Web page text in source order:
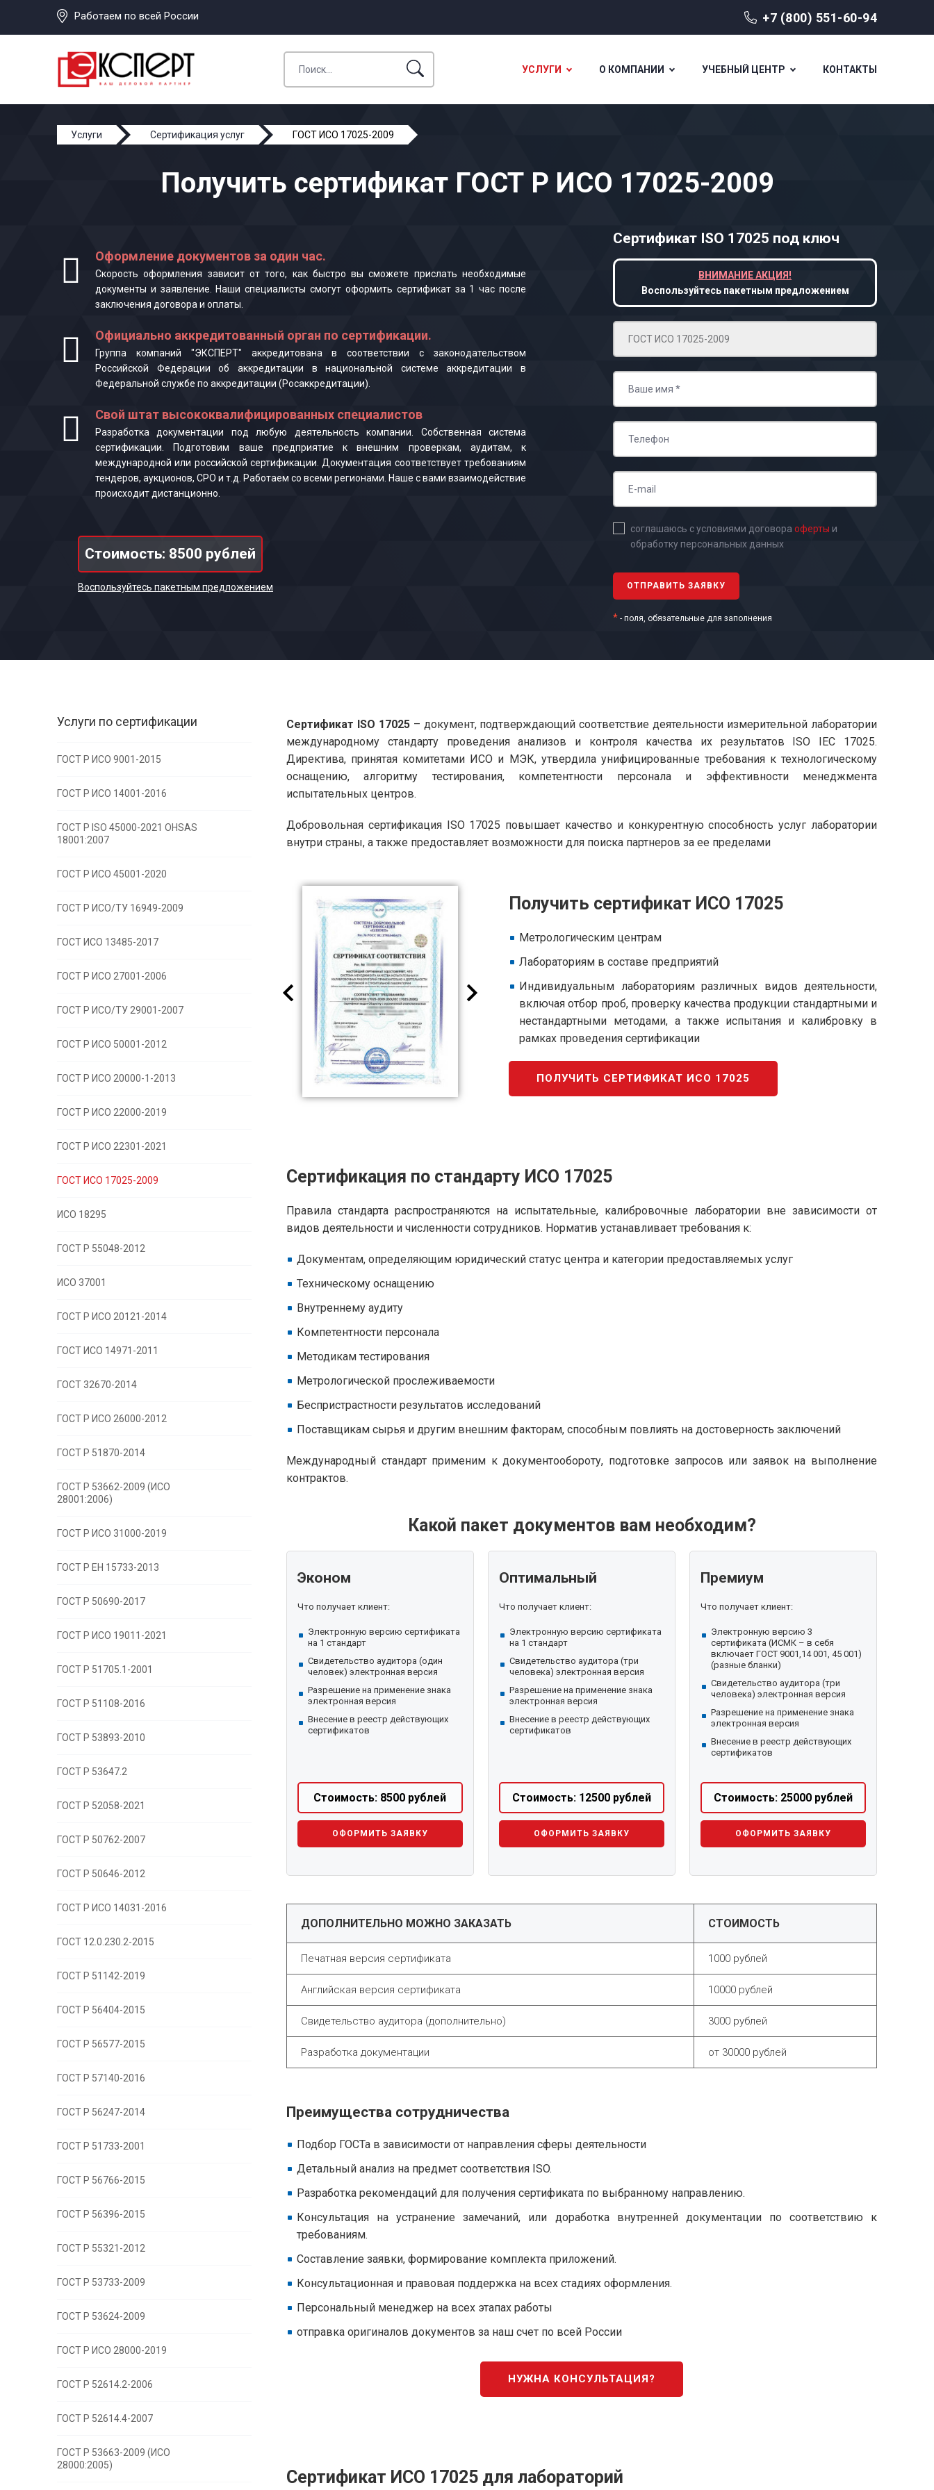
Работаем по всей России +7 (800) 551-60-94
УСЛУГИ О КОМПАНИИ УЧЕБНЫЙ ЦЕНТР КОНТАКТЫ
Услуги Сертификация услуг ГОСТ ИСО 17025-2009
Получить сертификат ГОСТ Р ИСО 17025-2009
Оформление документов за один час.
Скорость оформления зависит от того, как быстро вы сможете прислать необходимые
документы и заявление. Наши специалисты смогут оформить сертификат за 1 час после
заключения договора и оплаты.
Официально аккредитованный орган по сертификации.
Группа компаний "ЭКСПЕРТ" аккредитована в соответствии с законодательством
Российской Федерации об аккредитации в национальной системе аккредитации в
Федеральной службе по аккредитации (Росаккредитации).
Свой штат высококвалифицированных специалистов
Разработка документации под любую деятельность компании. Собственная система
сертификации. Подготовим ваше предприятие к внешним проверкам, аудитам, к
международной или российской сертификации. Документация соответствует требованиям
тендеров, аукционов, СРО и т.д. Работаем со всеми регионами. Наше с вами взаимодействие
происходит дистанционно.
Стоимость: 8500 рублей
Воспользуйтесь пакетным предложением
Сертификат ISO 17025 под ключ
ВНИМАНИЕ АКЦИЯ!
Воспользуйтесь пакетным предложением
соглашаюсь с условиями договора оферты и
обработку персональных данных
* - поля, обязательные для заполнения
Услуги по сертификации
ГОСТ Р ИСО 9001-2015
ГОСТ Р ИСО 14001-2016
ГОСТ Р ISO 45000-2021 OHSAS
18001:2007
ГОСТ Р ИСО 45001-2020
ГОСТ Р ИСО/ТУ 16949-2009
ГОСТ ИСО 13485-2017
ГОСТ Р ИСО 27001-2006
ГОСТ Р ИСО/ТУ 29001-2007
ГОСТ Р ИСО 50001-2012
ГОСТ Р ИСО 20000-1-2013
ГОСТ Р ИСО 22000-2019
ГОСТ Р ИСО 22301-2021
ГОСТ ИСО 17025-2009
ИСО 18295
ГОСТ Р 55048-2012
ИСО 37001
ГОСТ Р ИСО 20121-2014
ГОСТ ИСО 14971-2011
ГОСТ 32670-2014
ГОСТ Р ИСО 26000-2012
ГОСТ Р 51870-2014
ГОСТ Р 53662-2009 (ИСО
28001:2006)
ГОСТ Р ИСО 31000-2019
ГОСТ Р EH 15733-2013
ГОСТ Р 50690-2017
ГОСТ Р ИСО 19011-2021
ГОСТ Р 51705.1-2001
ГОСТ Р 51108-2016
ГОСТ Р 53893-2010
ГОСТ Р 53647.2
ГОСТ Р 52058-2021
ГОСТ Р 50762-2007
ГОСТ Р 50646-2012
ГОСТ Р ИСО 14031-2016
ГОСТ 12.0.230.2-2015
ГОСТ Р 51142-2019
ГОСТ Р 56404-2015
ГОСТ Р 56577-2015
ГОСТ Р 57140-2016
ГОСТ Р 56247-2014
ГОСТ Р 51733-2001
ГОСТ Р 56766-2015
ГОСТ Р 56396-2015
ГОСТ Р 55321-2012
ГОСТ Р 53733-2009
ГОСТ Р 53624-2009
ГОСТ Р ИСО 28000-2019
ГОСТ Р 52614.2-2006
ГОСТ Р 52614.4-2007
ГОСТ Р 53663-2009 (ИСО
28000:2005)
Сертификат ISO 17025– документ, подтверждающий соответствие деятельности измерительной лаборатории
международному стандарту проведения анализов и контроля качества их результатов ISO IEC 17025.
Директива, принятая комитетами ИСО и МЭК, утвердила унифицированные требования к технологическому
оснащению, алгоритму тестирования, компетентности персонала и эффективности менеджмента
испытательных центров.
Добровольная сертификация ISO 17025 повышает качество и конкурентную способность услуг лаборатории
внутри страны, а также предоставляет возможности для поиска партнеров за ее пределами
Получить сертификат ИСО 17025
Метрологическим центрам
Лабораториям в составе предприятий
Индивидуальным лабораториям различных видов деятельности,
включая отбор проб, проверку качества продукции стандартными и
нестандартными методами, а также испытания и калибровку в
рамках проведения сертификации
ПОЛУЧИТЬ СЕРТИФИКАТ ИСО 17025
Сертификация по стандарту ИСО 17025
Правила стандарта распространяются на испытательные, калибровочные лаборатории вне зависимости от
видов деятельности и численности сотрудников. Норматив устанавливает требования к:
Документам, определяющим юридический статус центра и категории предоставляемых услуг
Техническому оснащению
Внутреннему аудиту
Компетентности персонала
Методикам тестирования
Метрологической прослеживаемости
Беспристрастности результатов исследований
Поставщикам сырья и другим внешним факторам, способным повлиять на достоверность заключений
Международный стандарт применим к документообороту, подготовке запросов или заявок на выполнение
контрактов.
Какой пакет документов вам необходим?
Эконом
Что получает клиент:
Электронную версию сертификата
на 1 стандарт
Свидетельство аудитора (один
человек) электронная версия
Разрешение на применение знака
электронная версия
Внесение в реестр действующих
сертификатов
Стоимость: 8500 рублей
ОФОРМИТЬ ЗАЯВКУ
Оптимальный
Что получает клиент:
Электронную версию сертификата
на 1 стандарт
Свидетельство аудитора (три
человека) электронная версия
Разрешение на применение знака
электронная версия
Внесение в реестр действующих
сертификатов
Стоимость: 12500 рублей
ОФОРМИТЬ ЗАЯВКУ
Премиум
Что получает клиент:
Электронную версию 3
сертификата (ИСМК – в себя
включает ГОСТ 9001,14 001, 45 001)
(разные бланки)
Свидетельство аудитора (три
человека) электронная версия
Разрешение на применение знака
электронная версия
Внесение в реестр действующих
сертификатов
Стоимость: 25000 рублей
ОФОРМИТЬ ЗАЯВКУ
ДОПОЛНИТЕЛЬНО МОЖНО ЗАКАЗАТЬ СТОИМОСТЬ
Печатная версия сертификата 1000 рублей
Английская версия сертификата 10000 рублей
Свидетельство аудитора (дополнительно) 3000 рублей
Разработка документации от 30000 рублей
Преимущества сотрудничества
Подбор ГОСТа в зависимости от направления сферы деятельности
Детальный анализ на предмет соответствия ISO.
Разработка рекомендаций для получения сертификата по выбранному направлению.
Консультация на устранение замечаний, или доработка внутренней документации по соответствию к
требованиям.
Составление заявки, формирование комплекта приложений.
Консультационная и правовая поддержка на всех стадиях оформления.
Персональный менеджер на всех этапах работы
отправка оригиналов документов за наш счет по всей России
НУЖНА КОНСУЛЬТАЦИЯ?
Сертификат ИСО 17025 для лабораторий